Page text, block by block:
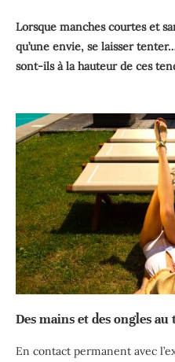
Lorsque manches courtes et
qu’une envie, se laisser
sont-ils à la hauteur de ces
Des mains et des ongles au
En contact permanent avec